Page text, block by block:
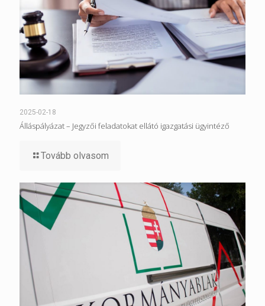
2025-02-18
Álláspályázat – Jegyzői feladatokat ellátó igazgatási ügyintéző
Tovább olvasom